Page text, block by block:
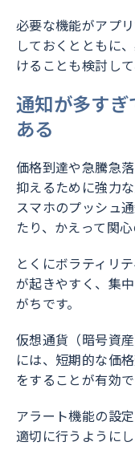
必要な機能がアプ
しておくとともに
けることも検討して
通知が多す
ある
価格到達や急騰急
抑えるために強力
スマホのプッシュ
たり、かえって関
とくにボラティリ
が起きやすく、集
がちです。
仮想通貨（暗号資
には、短期的な価
をすることが有効
アラート機能の設
適切に行うようにし